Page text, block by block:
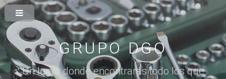
GRUPO DGO
Un lugar donde encontrarás todo los que